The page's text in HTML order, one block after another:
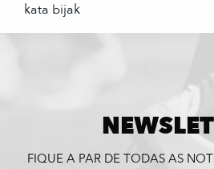
kata bijak
FIQUE A PAR DE TODAS AS